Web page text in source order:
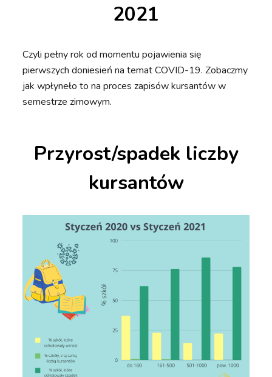
2021
Czyli pełny rok od momentu pojawienia się
pierwszych doniesień na temat COVID-19. Zobaczmy
jak wpłyneło to na proces zapisów kursantów w
semestrze zimowym.
Przyrost/spadek liczby
kursantów